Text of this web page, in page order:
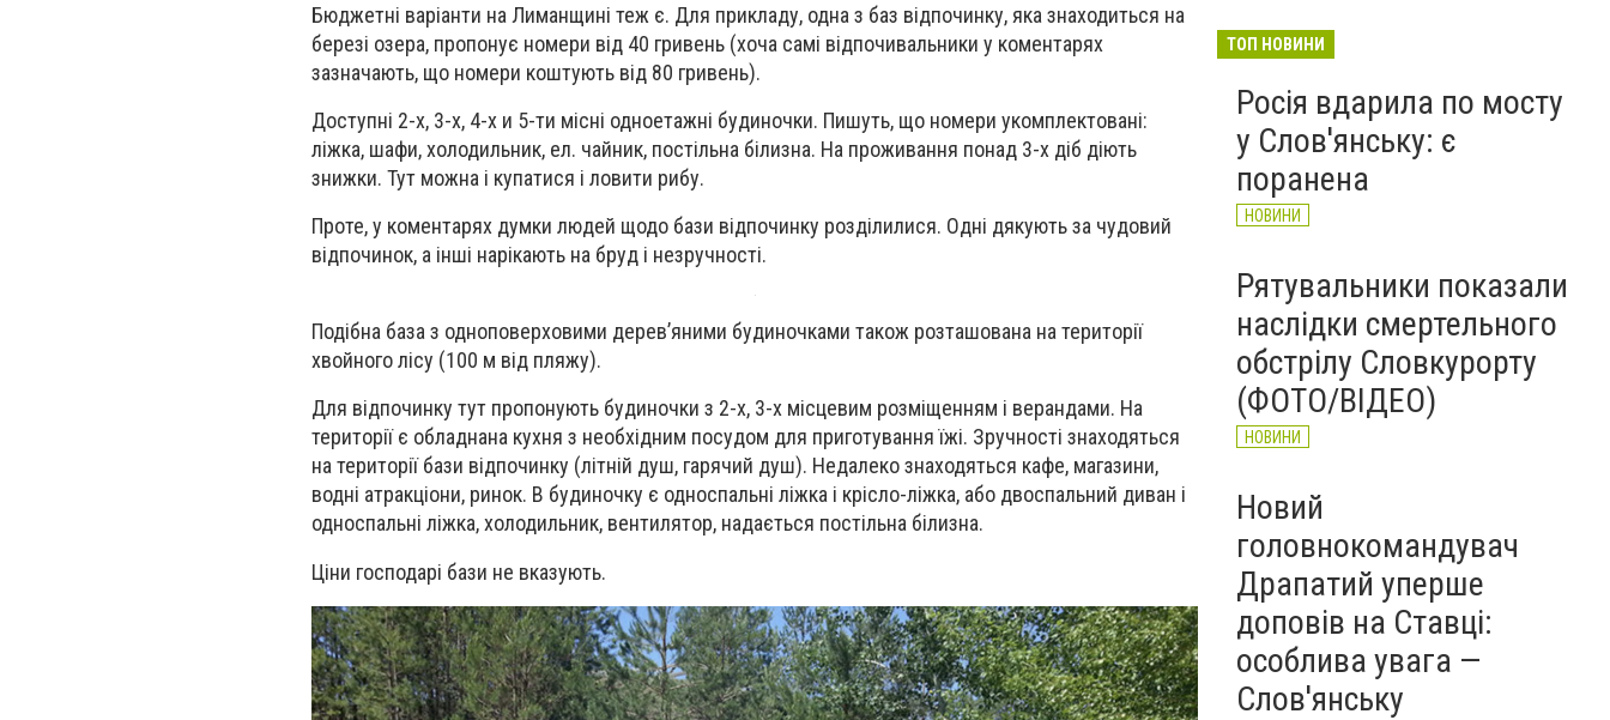
Бюджетні варіанти на Лиманщині теж є. Для прикладу, одна з баз відпочинку, яка знаходиться на
березі озера, пропонує номери від 40 гривень (хоча самі відпочивальники у коментарях
зазначають, що номери коштують від 80 гривень).
Доступні 2-х, 3-х, 4-х и 5-ти місні одноетажні будиночки. Пишуть, що номери укомплектовані:
ліжка, шафи, холодильник, ел. чайник, постільна білизна. На проживання понад 3-х діб діють
знижки. Тут можна і купатися і ловити рибу.
Проте, у коментарях думки людей щодо бази відпочинку розділилися. Одні дякують за чудовий
відпочинок, а інші нарікають на бруд і незручності.
Подібна база з одноповерховими дерев’яними будиночками також розташована на території
хвойного лісу (100 м від пляжу).
Для відпочинку тут пропонують будиночки з 2-х, 3-х місцевим розміщенням і верандами. На
території є обладнана кухня з необхідним посудом для приготування їжі. Зручності знаходяться
на території бази відпочинку (літній душ, гарячий душ). Недалеко знаходяться кафе, магазини,
водні атракціони, ринок. В будиночку є односпальні ліжка і крісло-ліжка, або двоспальний диван і
односпальні ліжка, холодильник, вентилятор, надається постільна білизна.
Ціни господарі бази не вказують.
великої війни: 6 серпня
ТОП НОВИНИ
Росія вдарила по мосту
у Слов'янську: є
поранена
НОВИНИ
Рятувальники показали
наслідки смертельного
обстрілу Словкурорту
(ФОТО/ВІДЕО)
НОВИНИ
Новий
головнокомандувач
Драпатий уперше
доповів на Ставці:
особлива увага —
Слов'янську